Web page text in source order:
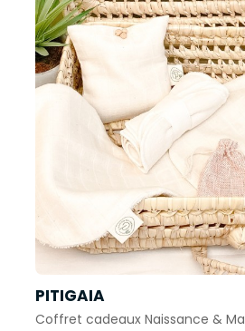
PITIGAIA
Coffret cadeaux Naissance &